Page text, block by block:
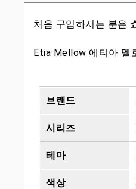
처음 구입하시는 분은
Etia Mellow 에티아 멜
브랜드
시리즈
테마
색상